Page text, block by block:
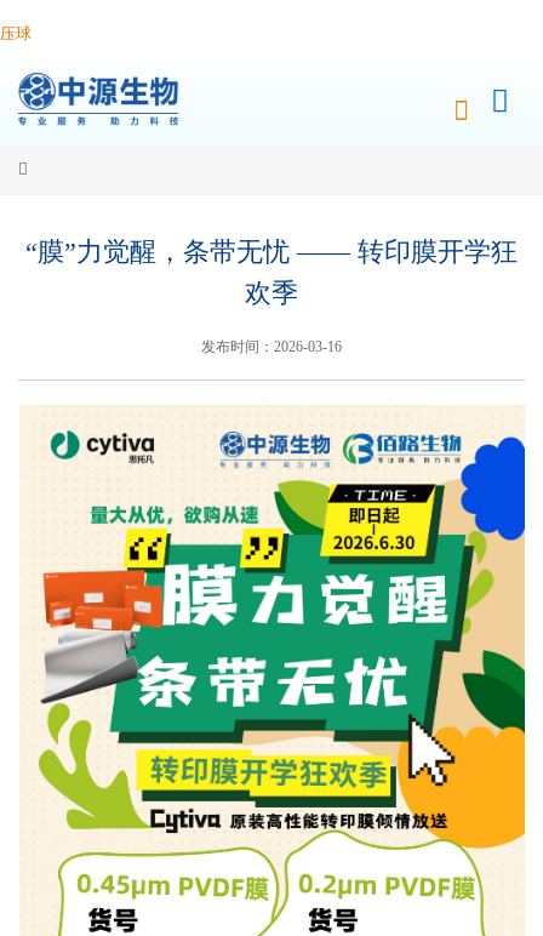
压球
“膜”力觉醒，条带无忧 —— 转印膜开学狂
欢季
发布时间：2026-03-16